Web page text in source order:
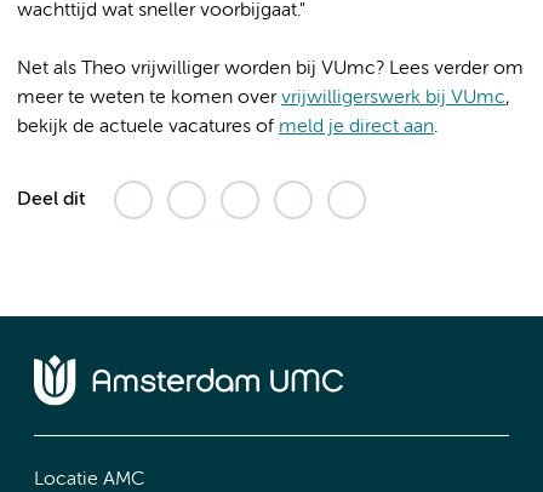
wachttijd wat sneller voorbijgaat."
Net als Theo vrijwilliger worden bij VUmc? Lees verder om
meer te weten te komen overvrijwilligerswerk bij VUmc,
bekijk de actuele vacatures of meld je direct aan.
Deel dit
Locatie AMC